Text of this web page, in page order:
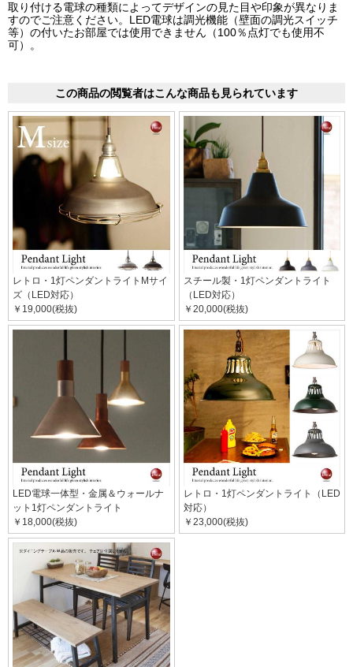
取り付ける電球の種類によってデザインの見た目や印象が異なりま
すのでご注意ください。LED電球は調光機能（壁面の調光スイッチ
等）の付いたお部屋では使用できません（100％点灯でも使用不
可）。
この商品の閲覧者はこんな商品も見られています
レトロ・1灯ペンダントライトMサイ
ズ（LED対応）
￥19,000(税抜)
スチール製・1灯ペンダントライト
（LED対応）
￥20,000(税抜)
LED電球一体型・金属＆ウォールナ
ット1灯ペンダントライト
￥18,000(税抜)
レトロ・1灯ペンダントライト（LED
対応）
￥23,000(税抜)